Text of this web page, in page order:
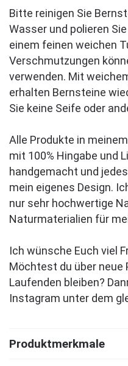
Bitte reinigen Sie
Wasser und polieren
einem feinen weichen
Verschmutzungen
verwenden. Mit
erhalten Bernsteine
Sie keine Seife oder
Alle Produkte in
mit 100% Hingabe und
handgemacht und
mein eigenes Design.
nur sehr hochwertige
Naturmaterialien für
Ich wünsche Euch viel
Möchtest du über neue
Laufenden bleiben?
Instagram unter dem
Produktmerkmale